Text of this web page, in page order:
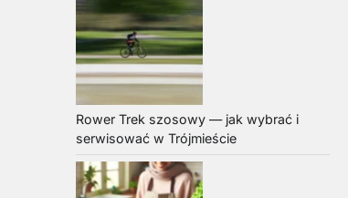
Rower Trek szosowy — jak wybrać i
serwisować w Trójmieście